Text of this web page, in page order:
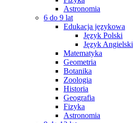
Astronomia
6 do 9 lat
Edukacja językowa
Język Polski
Język Angielski
Matematyka
Geometria
Botanika
Zoologia
Historia
Geografia
Fizyka
Astronomia